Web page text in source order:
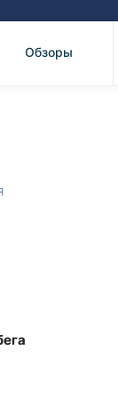
Обзоры